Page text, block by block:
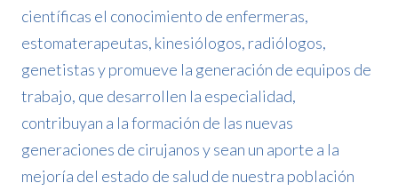
científicas el conocimiento de enfermeras,
estomaterapeutas, kinesiólogos, radiólogos,
genetistas y promueve la generación de equipos de
trabajo, que desarrollen la especialidad,
contribuyan a la formación de las nuevas
generaciones de cirujanos y sean un aporte a la
mejoría del estado de salud de nuestra población